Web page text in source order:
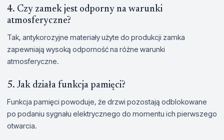
4. Czy zamek jest odporny na warunki
atmosferyczne?
Tak, antykorozyjne materiały użyte do produkcji zamka
zapewniają wysoką odporność na różne warunki
atmosferyczne.
5. Jak działa funkcja pamięci?
Funkcja pamięci powoduje, że drzwi pozostają odblokowane
po podaniu sygnału elektrycznego do momentu ich pierwszego
otwarcia.